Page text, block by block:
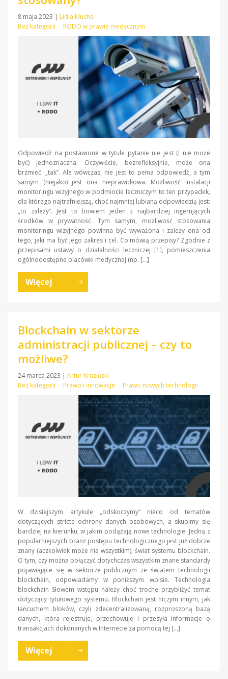
8 maja 2023 | Lidia Mucha
Bez kategorii
RODO w prawie medycznym
Odpowiedź na postawione w tytule pytanie nie jest (i nie może
być) jednoznaczna. Oczywiście, bezrefleksyjnie, może ona
brzmieć: „tak”. Ale wówczas, nie jest to pełna odpowiedź, a tym
samym (niejako) jest ona nieprawidłowa. Możliwość instalacji
monitoringu wizyjnego w podmiocie leczniczym to ten przypadek,
dla którego najtrafniejszą, choć najmniej lubianą odpowiedzią jest:
„to zależy”. Jest to bowiem jeden z najbardziej ingerujących
środków w prywatność. Tym samym, możliwość stosowania
monitoringu wizyjnego powinna być wyważona i zależy ona od
tego, jaki ma być jego zakres i cel. Co mówią przepisy? Zgodnie z
przepisami ustawy o działalności leczniczej [1], pomieszczenia
ogólnodostępne placówki medycznej (np. […]
Więcej
Blockchain w sektorze
administracji publicznej – czy to
możliwe?
24 marca 2023 | Artur Kruziński
Bez kategorii
Prawo i innowacje Prawo nowych technologii
W dzisiejszym artykule „odskoczymy” nieco od tematów
dotyczących stricte ochrony danych osobowych, a skupimy się
bardziej na kierunku, w jakim podążają nowe technologie. Jedną z
popularniejszych branż postępu technologicznego jest już dobrze
znany (aczkolwiek może nie wszystkim), świat systemu blockchain.
O tym, czy można połączyć dotychczas wszystkim znane standardy
pojawiające się w sektorze publicznym ze światem technologii
blockchain, odpowiadamy w poniższym wpisie. Technologia
blockchain Słowem wstępu należy choć trochę przybliżyć temat
dotyczący tytułowego systemu. Blockchain jest niczym innym, jak
łańcuchem bloków, czyli zdecentralizowaną, rozproszoną bazą
danych, która rejestruje, przechowuje i przesyła informacje o
transakcjach dokonanych w Internecie za pomocą tej […]
Więcej